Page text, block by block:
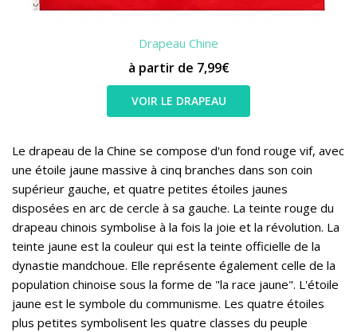
Drapeau Chine
à partir de 7,99€
VOIR LE DRAPEAU
Le drapeau de la Chine se compose d'un fond rouge vif, avec
une étoile jaune massive à cinq branches dans son coin
supérieur gauche, et quatre petites étoiles jaunes
disposées en arc de cercle à sa gauche. La teinte rouge du
drapeau chinois symbolise à la fois la joie et la révolution. La
teinte jaune est la couleur qui est la teinte officielle de la
dynastie mandchoue. Elle représente également celle de la
population chinoise sous la forme de "la race jaune". L'étoile
jaune est le symbole du communisme. Les quatre étoiles
plus petites symbolisent les quatre classes du peuple